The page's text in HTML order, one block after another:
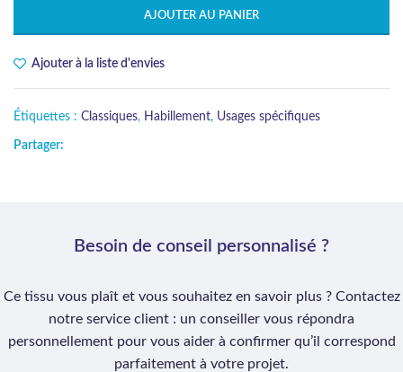
AJOUTER AU PANIER
Ajouter à la liste d'envies
Étiquettes : Classiques, Habillement, Usages spécifiques
Partager:
Besoin de conseil personnalisé ?
Ce tissu vous plaît et vous souhaitez en savoir plus ? Contactez
notre service client : un conseiller vous répondra
personnellement pour vous aider à confirmer qu’il correspond
parfaitement à votre projet.